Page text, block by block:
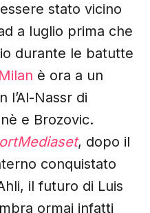
stato vicino
a luglio prima che
durante le batutte
Milan è ora a un
l’Al-Nassr di
e Brozovic.
, dopo il
conquistato
il futuro di Luis
ormai infatti